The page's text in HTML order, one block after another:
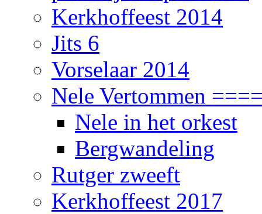
Kerkhoffeest 2014
Jits 6
Vorselaar 2014
Nele Vertommen
Nele in het orkest
Bergwandeling
Rutger zweeft
Kerkhoffeest 2017